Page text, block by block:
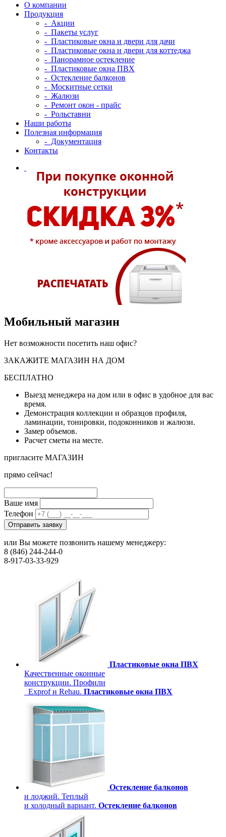
О компании
Продукция
- Акции
- Пакеты услуг
- Пластиковые окна и двери для дачи
- Пластиковые окна и двери для коттеджа
- Панорамное остекление
- Пластиковые окна ПВХ
- Остекление балконов
- Москитные сетки
- Жалюзи
- Ремонт окон - прайс
- Рольставни
Наши работы
Полезная информация
- Документация
Контакты
Мобильный магазин
Нет возможности посетить наш офис?
ЗАКАЖИТЕ МАГАЗИН НА ДОМ
БЕСПЛАТНО
Выезд менеджера на дом или в офис в удобное для вас
время.
Демонстрация коллекции и образцов профиля,
ламинации, тонировки, подоконников и жалюзи.
Замер объемов.
Расчет сметы на месте.
пригласите МАГАЗИН
прямо сейчас!
Ваше имя
Телефон
Отправить заявку
или Вы можете позвонить нашему менеджеру:
8 (846) 244-244-0
8-917-03-33-929
Пластиковые окна ПВХ
Качественные оконные
конструкции. Профили
Exprof и Rehau. Пластиковые окна ПВХ
Остекление балконов
и лоджий. Теплый
и холодный вариант. Остекление балконов